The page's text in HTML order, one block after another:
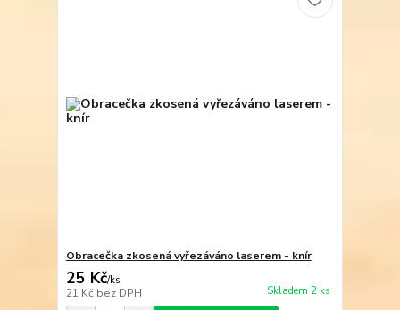
Obracečka zkosená vyřezáváno laserem - knír
25 Kč/ks
21 Kč bez DPH Skladem 2 ks